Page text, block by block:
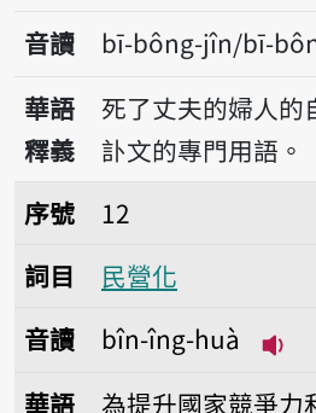
音讀
bī-bông-jîn/bī-
華語
釋義
死了丈夫的婦人的
訃文的專門用語。
序號12民營化
序號
12
詞目
民營化
音讀
bîn-îng-huà
華語
為提升國家競爭力